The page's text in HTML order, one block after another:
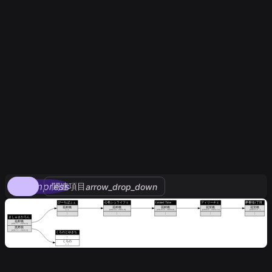
compress
関連項目arrow_drop_down